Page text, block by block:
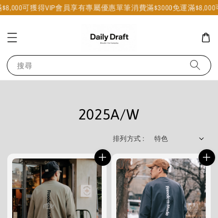
可獲得VIP會員享有專屬優惠單筆消費滿$3000免運滿$8,000可
搜尋
2025A/W
排列方式 :